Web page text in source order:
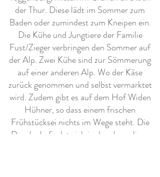
der Thur. Diese lädt im Sommer zum
Baden oder zumindest zum Kneipen ein.
Die Kühe und Jungtiere der Familie
Fust/Zieger verbringen den Sommer auf
der Alp. Zwei Kühe sind zur Sömmerung
auf einer anderen Alp. Wo der Käse
zurück genommen und selbst vermarktet
wird. Zudem gibt es auf dem Hof Widen
Hühner, so dass einem frischen
Frühstücksei nichts im Wege steht. Die
Dusche befindet sich in der ehemaligen